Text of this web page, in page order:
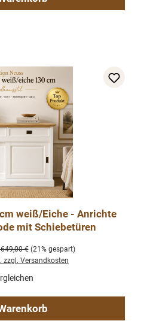
weiß/Eiche - Anrichte
mit Schiebetüren
Preis:
€ (21% gespart)
zzgl. Versandkosten